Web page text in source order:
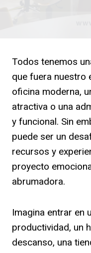
Todos tenemos
que fuera nuestro
oficina moderna,
atractiva o una
y funcional. Sin
puede ser un
recursos y
proyecto
abrumadora.
Imagina entrar en
productividad, un
descanso, una